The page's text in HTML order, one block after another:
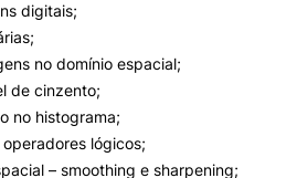
digitais;
no domínio espacial;
de cinzento;
no histograma;
lógicos;
– smoothing e sharpening;